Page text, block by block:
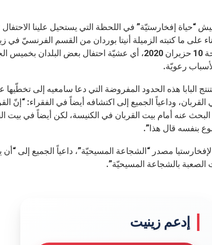
“حياة إفخارستيّة” في اللحظة التي يستحيل علينا الاحتفال
على ما كتبته الزميلة أنيتا بوردان من القسم الفرنسيّ في
فقد أتى خلال المقابلة العامّة البارحة 10 حزيران 2020، أي عشيّة احتفال
رعويّة.
البابا هذه الحدود المفروضة التي دعا سامعيه إلى
وداعياً الجميع إلى اكتشافه أيضاً في الفقراء: “إنّ
عنه أمام بيت القربان في الكنيسة، لكن أيضاً في بيت
بنفسه قال هذا”.
مصدر “الشجاعة المسيحيّة”، داعياً الجميع إلى “أن
بالشجاعة المسيحيّة”.
إدعم زينيت